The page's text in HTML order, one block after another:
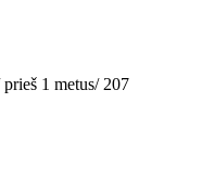
prieš 1 metus/ 207